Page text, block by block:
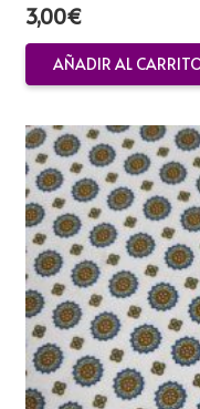
3,00€
AÑADIR AL